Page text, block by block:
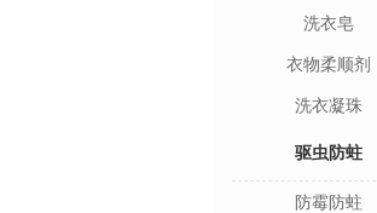
洗衣皂
衣物柔顺剂
洗衣凝珠
驱虫防蛀
防霉防蛀